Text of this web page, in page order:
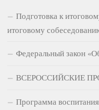
Подготовка к
итоговому
Федеральный закон
ВСЕРОССИЙСКИЕ
Программа воспитания